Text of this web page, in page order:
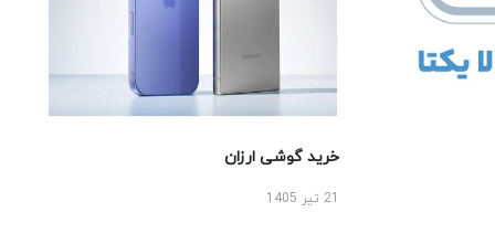
خرید گوشی ارزان